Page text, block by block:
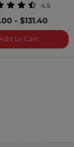
4.5
-$131.40
to CartInfra